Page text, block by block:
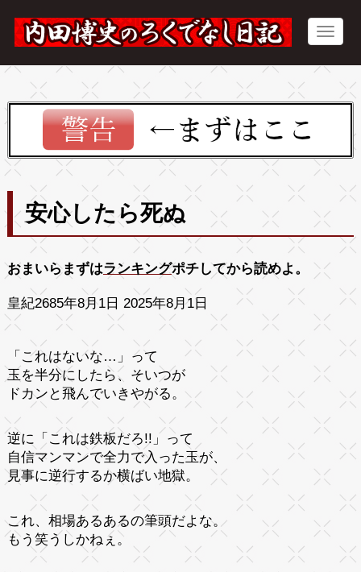
安心したら死ぬ
おまいらまずはランキングポチしてから読めよ。
皇紀2685年8月1日 2025年8月1日
「これはないな…」って
玉を半分にしたら、そいつが
ドカンと飛んでいきやがる。
逆に「これは鉄板だろ!!」って
自信マンマンで全力で入った玉が、
見事に逆行するか横ばい地獄。
これ、相場あるあるの筆頭だよな。
もう笑うしかねぇ。